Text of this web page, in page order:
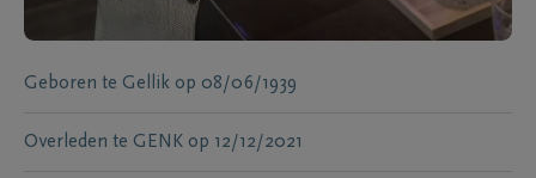
Geboren te Gellik op 08/06/1939
Overleden te GENK op 12/12/2021